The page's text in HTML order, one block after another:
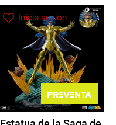
Inicie sesión
Preventa